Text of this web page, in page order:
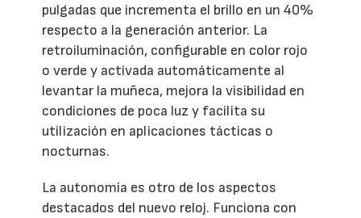
pulgadas que incrementa el brillo en un 40%
respecto a la generación anterior. La
retroiluminación, configurable en color rojo
o verde y activada automáticamente al
levantar la muñeca, mejora la visibilidad en
condiciones de poca luz y facilita su
utilización en aplicaciones tácticas o
nocturnas.
La autonomía es otro de los aspectos
destacados del nuevo reloj. Funciona con